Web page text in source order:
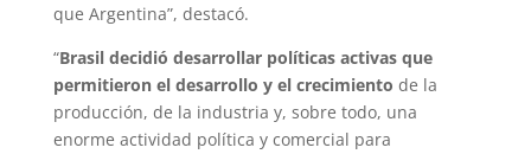
que Argentina”, destacó.
“Brasil decidió desarrollar políticas activas que
permitieron el desarrollo y el crecimiento de la
producción, de la industria y, sobre todo, una
enorme actividad política y comercial para